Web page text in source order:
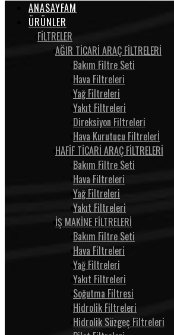
ANASAYFAM
ÜRÜNLER
FİLTRELER
AĞIR TİCARİ ARAÇ FİLTRELERİ
Bakım Filtre Seti
Hava Filtreleri
Yağ Filtreleri
Yakıt Filtreleri
Direksiyon Filtreleri
Hava Kurutucu Filtrelerİ
HAFİF TİCARİ ARAÇ FİLTRELERİ
Bakım Filtre Seti
Hava Filtreleri
Yağ Filtreleri
Yakıt Filtreleri
İŞ MAKİNE FİLTRELERİ
Bakım Filtre Seti
Hava Filtreleri
Yağ Filtreleri
Yakıt Filtreleri
Soğutma Filtresi
Hidrolik Filtreleri
Hidrolik Süzgeç Filtreleri